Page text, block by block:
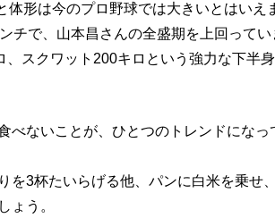
体形は今のプロ野球では大きいとはいえ
チで、山本昌さんの全盛期を上回ってい
、スクワット200キロという強力な下半
べないことが、ひとつのトレンドにな
を3杯たいらげる他、パンに白米を乗せ
ょう。